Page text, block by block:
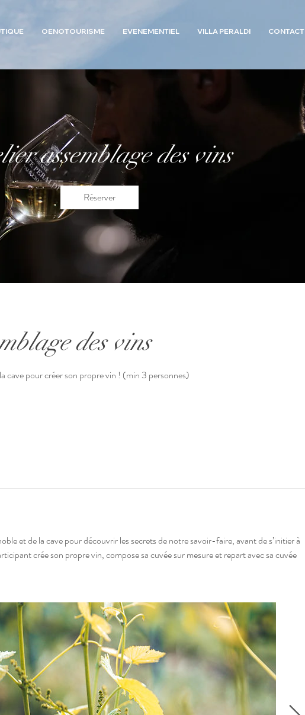
OENOTOURISME EVENEMENTIEL VILLA PERALDI CONTACT
assemblage des vins
Réserver
des vins
cave pour créer son propre vin ! (min 3 personnes)
et de la cave pour découvrir les secrets de notre savoir-faire, avant de s’initier à
crée son propre vin, compose sa cuvée sur mesure et repart avec sa cuvée